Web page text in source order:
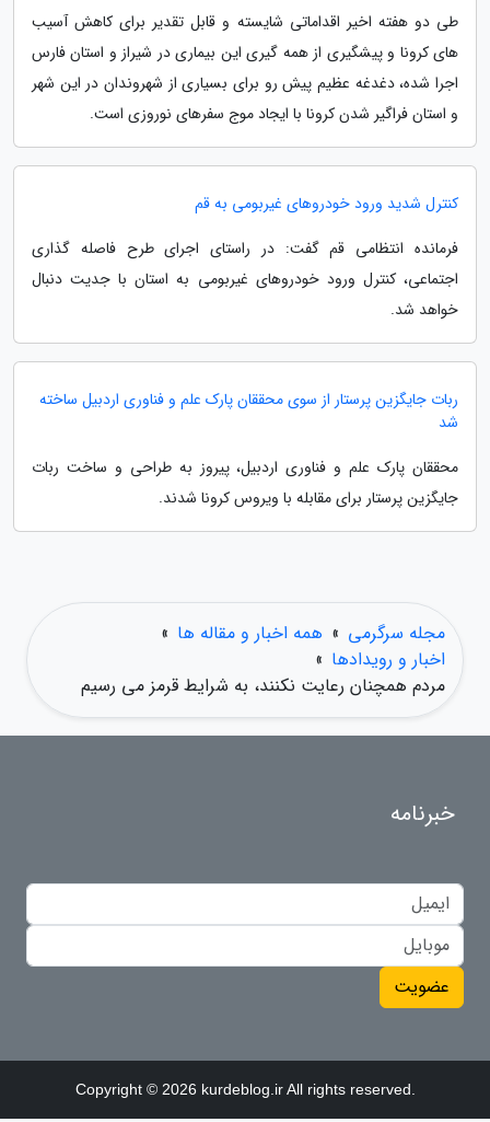
طی دو هفته اخیر اقداماتی شایسته و قابل تقدیر برای کاهش آسیب
های کرونا و پیشگیری از همه گیری این بیماری در شیراز و استان فارس
اجرا شده، دغدغه عظیم پیش رو برای بسیاری از شهروندان در این شهر
و استان فراگیر شدن کرونا با ایجاد موج سفرهای نوروزی است.
کنترل شدید ورود خودروهای غیربومی به قم
فرمانده انتظامی قم گفت: در راستای اجرای طرح فاصله گذاری
اجتماعی، کنترل ورود خودروهای غیربومی به استان با جدیت دنبال
خواهد شد.
ربات جایگزین پرستار از سوی محققان پارک علم و فناوری اردبیل ساخته
شد
محققان پارک علم و فناوری اردبیل، پیروز به طراحی و ساخت ربات
جایگزین پرستار برای مقابله با ویروس کرونا شدند.
مجله سرگرمی » همه اخبار و مقاله ها »
اخبار و رویدادها »
مردم همچنان رعایت نکنند، به شرایط قرمز می رسیم
خبرنامه
عضویت
Copyright © 2026 kurdeblog.ir All rights reserved.